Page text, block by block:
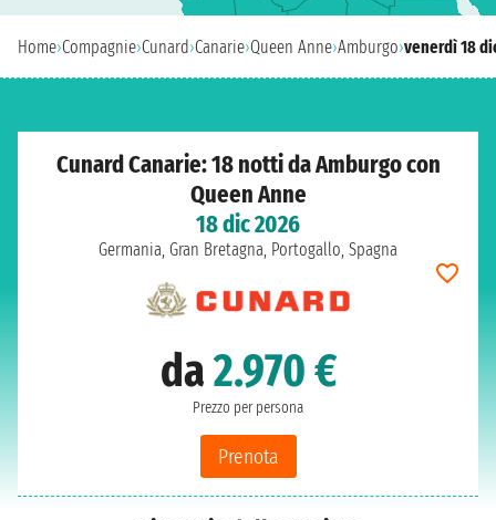
Home›Compagnie›Cunard›Canarie›Queen Anne›Amburgo›venerdì 18
Cunard Canarie: 18 notti da Amburgo con
Queen Anne
18 dic 2026
Germania, Gran Bretagna, Portogallo, Spagna
da2.970 €
Prezzo per persona
Prenota